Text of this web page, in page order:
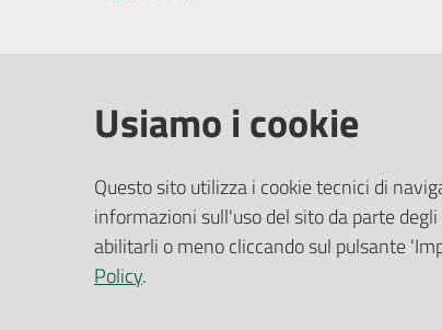
Via De Gasperi, 8 - 48121 Ravenna (RA)
CF/P.IVA:02483810392
PEC:
azienda@pec.auslromagna.it
Usiamo i cookie
Questo sito utilizza i cookie tecnici di
informazioni sull'uso del sito da parte
abilitarli o meno cliccando sul pulsante
Policy.